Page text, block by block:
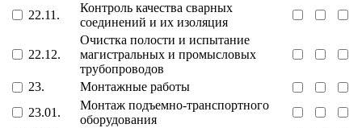
22.11.
Контроль качества сварных
соединений и их изоляция
22.12.
Очистка полости и испытание
магистральных и промысловых
трубопроводов
23.
Монтажные работы
23.01.
Монтаж подъемно-транспортного
оборудования